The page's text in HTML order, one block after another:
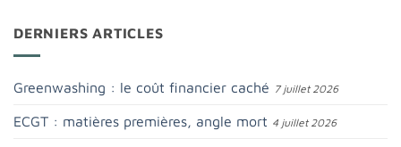
DERNIERS ARTICLES
Greenwashing : le coût financier caché 7 juillet 2026
ECGT : matières premières, angle mort 4 juillet 2026